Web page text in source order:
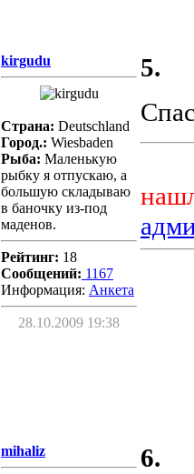
kirgudu
Страна: Deutschland
Город.: Wiesbaden
Рыба: Маленькую
рыбку я отпускаю, а
большую складываю
в баночку из-под
маденов.
Рейтинг: 18
Сообщений: 1167
Информация: Aнкета
28.10.2009 19:38
5.
mihaliz
6.